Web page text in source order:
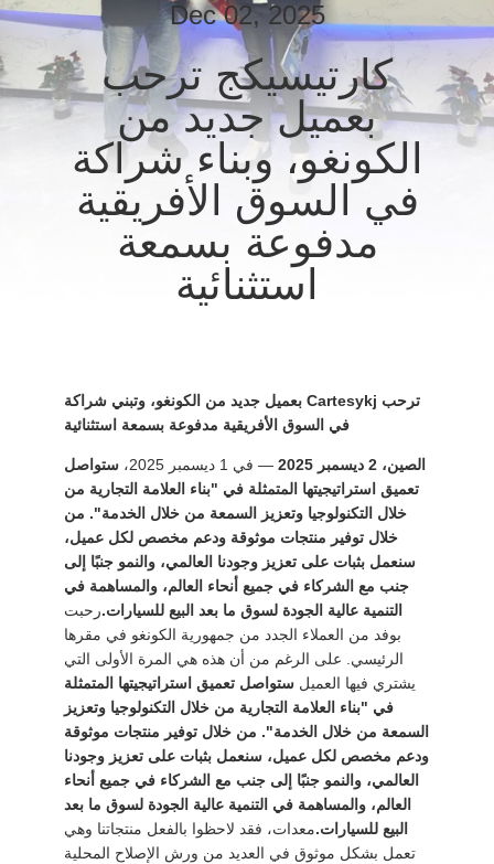
مراقبة
الجودة
اتصل
مدونة
اطلب
اقتباس
DOWN
خريطة
الموقع
سياسة
الخصوصية
Dec 02, 2025
كارتيسيكج ترحب
بعميل جديد من
الكونغو، وبناء شراكة
في السوق الأفريقية
مدفوعة بسمعة
استثنائية
ترحب Cartesykj بعميل جديد من الكونغو، وتبني شراكة
في السوق الأفريقية مدفوعة بسمعة استثنائية
الصين، 2 ديسمبر 2025 — في 1 ديسمبر 2025،
ستواصل
تعميق استراتيجيتها المتمثلة في "بناء العلامة التجارية من
خلال التكنولوجيا وتعزيز السمعة من خلال الخدمة". من
خلال توفير منتجات موثوقة ودعم مخصص لكل عميل،
سنعمل بثبات على تعزيز وجودنا العالمي، والنمو جنبًا إلى
جنب مع الشركاء في جميع أنحاء العالم، والمساهمة في
التنمية عالية الجودة لسوق ما بعد البيع للسيارات.رحبت
بوفد من العملاء الجدد من جمهورية الكونغو في مقرها
الرئيسي. على الرغم من أن هذه هي المرة الأولى التي
يشتري فيها العميلستواصل تعميق استراتيجيتها المتمثلة
في "بناء العلامة التجارية من خلال التكنولوجيا وتعزيز
السمعة من خلال الخدمة". من خلال توفير منتجات موثوقة
ودعم مخصص لكل عميل، سنعمل بثبات على تعزيز وجودنا
العالمي، والنمو جنبًا إلى جنب مع الشركاء في جميع أنحاء
العالم، والمساهمة في التنمية عالية الجودة لسوق ما بعد
البيع للسيارات.معدات، فقد لاحظوا بالفعل منتجاتنا وهي
تعمل بشكل موثوق في العديد من ورش الإصلاح المحلية